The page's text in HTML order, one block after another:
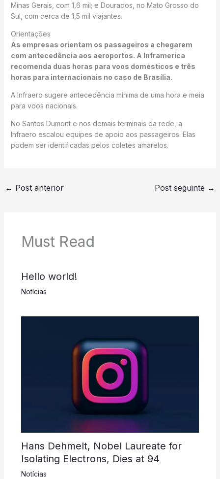
Minas Gerais, com 1,6 mil; e Dourados, no Mato Grosso do
Sul, com cerca de 1,5 mil viajantes.
Orientações
As empresas orientam os passageiros a chegarem
com antecedência aos aeroportos. A Inframerica
recomenda duas horas para voos domésticos e três
horas para internacionais no caso de Brasília.
A Infraero sugere antecedência mínima de uma hora e meia
para voos nacionais.
No Santos Dumont e nos demais terminais da rede, a
Infraero escalou equipes de apoio aos passageiros. Elas
podem ser identificadas pelos coletes amarelos.
← Post anterior Post seguinte →
Must Read
Hello world!
Notícias
Hans Dehmelt, Nobel Laureate for
Isolating Electrons, Dies at 94
Notícias